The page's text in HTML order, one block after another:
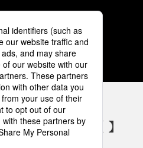
4 5
設備 SNSアカウント